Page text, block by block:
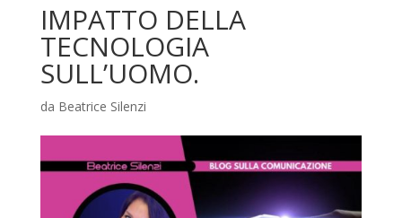
IMPATTO DELLA
TECNOLOGIA
SULL’UOMO.
da Beatrice Silenzi